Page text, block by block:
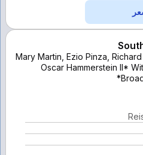
Mary Martin, Ezio Pinza, Richard
Oscar Hammerstein II*